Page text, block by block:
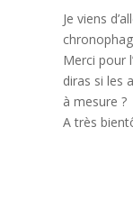
Je viens
Merci pour
diras si les
à mesure ?
A très